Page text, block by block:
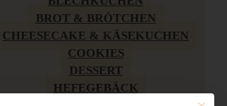
BROT & BRÖTCHEN
CHEESECAKE & KÄSEKUCHEN
COOKIES
DESSERT
HEFEGEBÄCK